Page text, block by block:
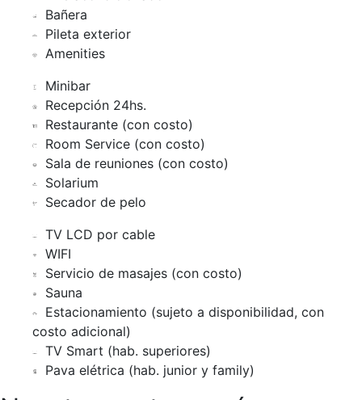
Bañera
Pileta exterior
Amenities
Minibar
Recepción 24hs.
Restaurante (con costo)
Room Service (con costo)
Sala de reuniones (con costo)
Solarium
Secador de pelo
TV LCD por cable
WIFI
Servicio de masajes (con costo)
Sauna
Estacionamiento (sujeto a disponibilidad, con
costo adicional)
TV Smart (hab. superiores)
Pava elétrica (hab. junior y family)